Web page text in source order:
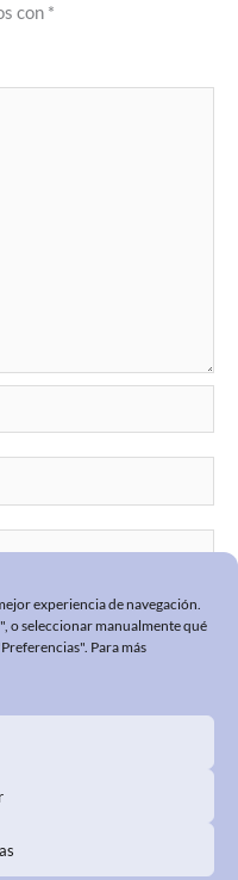
experiencia de navegación.
o seleccionar manualmente qué
Para más
con *
GlopDesign